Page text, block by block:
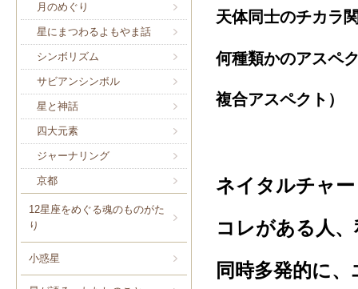
月のめぐり
星にまつわるよもやま話
シンボリズム
サビアンシンボル
星と神話
四大元素
ジャーナリング
京都
12星座をめぐる魂のものがた
り
小惑星
天体同士のチカラ
何種類かのアスペ
複合アスペクト）
ネイタルチャ
コレがある人
同時多発的に